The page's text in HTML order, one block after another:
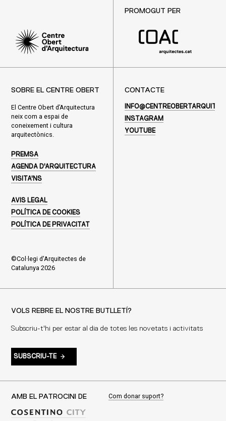
PROMOGUT PER
SOBRE EL CENTRE OBERT
El Centre Obert d’Arquitectura
neix com a espai de
coneixement i cultura
arquitectònics.
PREMSA
AGENDA D'ARQUITECTURA
VISITA'NS
AVIS LEGAL
POLÍTICA DE COOKIES
POLÍTICA DE PRIVACITAT
©Col·legi d'Arquitectes de
Catalunya 2026
CONTACTE
INSTAGRAM
YOUTUBE
VOLS REBRE EL NOSTRE BUTLLETÍ?
Subscriu-t'hi per estar al dia de totes les novetats i activitats
SUBSCRIU-TE
AMB EL PATROCINI DE Com donar suport?